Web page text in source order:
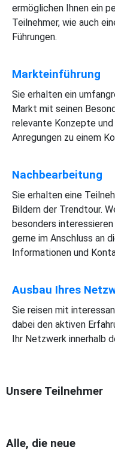
ermöglichen Ihnen ein
Teilnehmer, wie auch
Führungen.
Markteinführung
Sie erhalten ein
Markt mit seinen
relevante Konzepte
Anregungen zu einem
Nachbearbeitung
Sie erhalten eine
Bildern der Trendtour.
besonders
gerne im Anschluss an
Informationen und
Ausbau Ihres
Sie reisen mit
dabei den aktiven
Ihr Netzwerk innerhalb
Unsere Teilnehmer
Alle, die neue